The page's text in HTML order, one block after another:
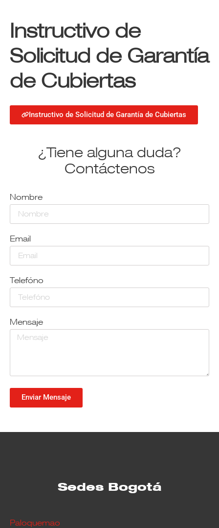
Instructivo de
Solicitud de Garantía
de Cubiertas
Instructivo de Solicitud de Garantía de Cubiertas
¿Tiene alguna duda?
Contáctenos
Nombre
Email
Telefóno
Mensaje
Enviar Mensaje
Sedes Bogotá
Paloquemao